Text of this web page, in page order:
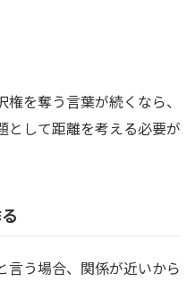
を奪う言葉が続くなら、
として距離を考える必要が
言う場合、関係が近いから